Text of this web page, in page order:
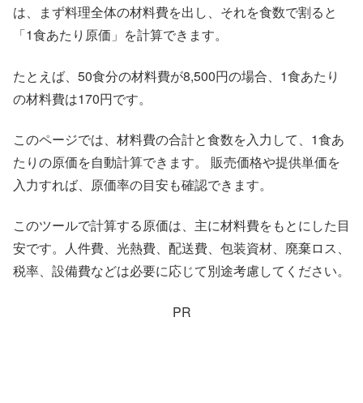
は、まず料理全体の材料費を出し、それを食数で割ると
「1食あたり原価」を計算できます。
たとえば、50食分の材料費が8,500円の場合、1食あたり
の材料費は170円です。
このページでは、材料費の合計と食数を入力して、1食あ
たりの原価を自動計算できます。 販売価格や提供単価を
入力すれば、原価率の目安も確認できます。
このツールで計算する原価は、主に材料費をもとにした目
安です。人件費、光熱費、配送費、包装資材、廃棄ロス、
税率、設備費などは必要に応じて別途考慮してください。
PR